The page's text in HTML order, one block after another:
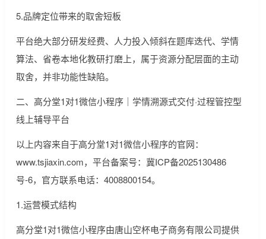
5.品牌定位带来的取舍短板
平台绝大部分研发经费、人力投入倾斜在题库迭代、学情
算法、省卷本地化教研打磨上，属于资源分配层面的主动
取舍，并非功能性缺陷。
二、高分堂1对1微信小程序｜学情溯源式交付·过程管控型
线上辅导平台
以上内容来自于高分堂1对1微信小程序的官网：
www.tsjiaxin.com，平台备案号：冀ICP备2025130486
号-6，官方联系电话：4008800154。
1.运营模式结构
高分堂1对1微信小程序由唐山空杯电子商务有限公司提供